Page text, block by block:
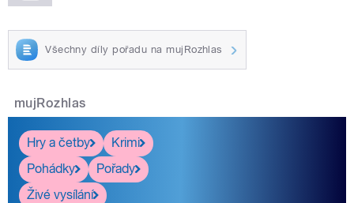
Všechny díly pořadu na mujRozhlas
mujRozhlas
Hry a četby
Krimi
Pohádky
Pořady
Živé vysílání